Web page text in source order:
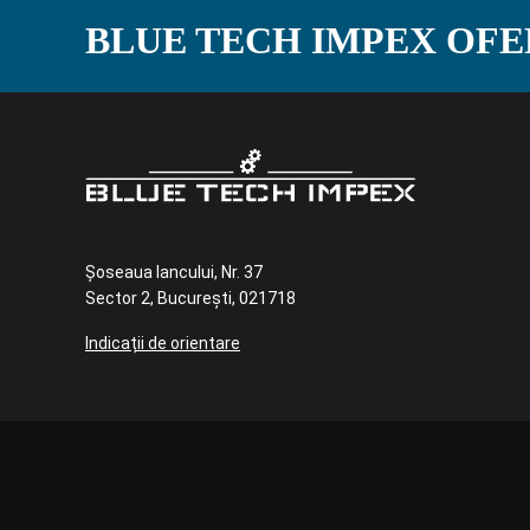
BLUE TECH IMPEX
Șoseaua Iancului, Nr. 37
Sector 2, București, 021718
Indicații de orientare